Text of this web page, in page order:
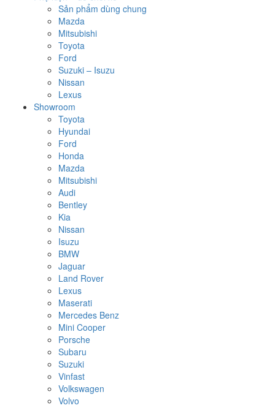
Sản phẩm dùng chung
Mazda
Mitsubishi
Toyota
Ford
Suzuki – Isuzu
Nissan
Lexus
Showroom
Toyota
Hyundai
Ford
Honda
Mazda
Mitsubishi
Audi
Bentley
Kia
Nissan
Isuzu
BMW
Jaguar
Land Rover
Lexus
Maserati
Mercedes Benz
Mini Cooper
Porsche
Subaru
Suzuki
Vinfast
Volkswagen
Volvo